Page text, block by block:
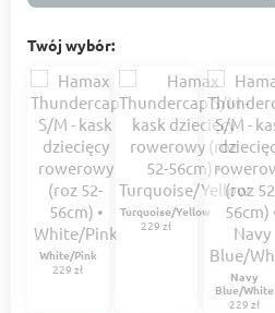
Twój wybór:
White/Pink
229 zł
Turquoise/Yellow
229 zł
Navy
Blue/White
229 zł